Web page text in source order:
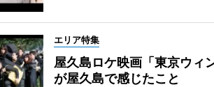
エリア特集
屋久島ロケ映画「東京ウ
が屋久島で感じたこと